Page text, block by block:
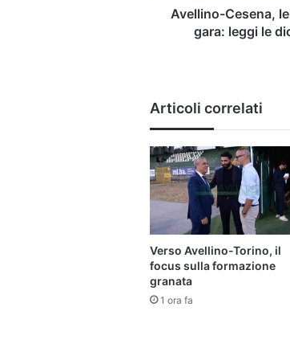
dichiarazioni
Avellino-Cesena,
gara: leggi le
Articoli correlati
Verso Avellino-Torino, il
focus sulla formazione
granata
1 ora fa